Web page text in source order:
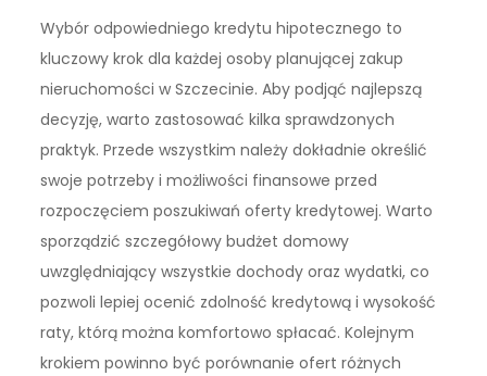
Wybór odpowiedniego kredytu hipotecznego to
kluczowy krok dla każdej osoby planującej zakup
nieruchomości w Szczecinie. Aby podjąć najlepszą
decyzję, warto zastosować kilka sprawdzonych
praktyk. Przede wszystkim należy dokładnie określić
swoje potrzeby i możliwości finansowe przed
rozpoczęciem poszukiwań oferty kredytowej. Warto
sporządzić szczegółowy budżet domowy
uwzględniający wszystkie dochody oraz wydatki, co
pozwoli lepiej ocenić zdolność kredytową i wysokość
raty, którą można komfortowo spłacać. Kolejnym
krokiem powinno być porównanie ofert różnych